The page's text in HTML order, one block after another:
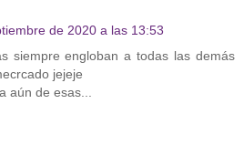
de 2020 a las 13:53
siempre engloban a todas las demás
jejeje
aún de esas...